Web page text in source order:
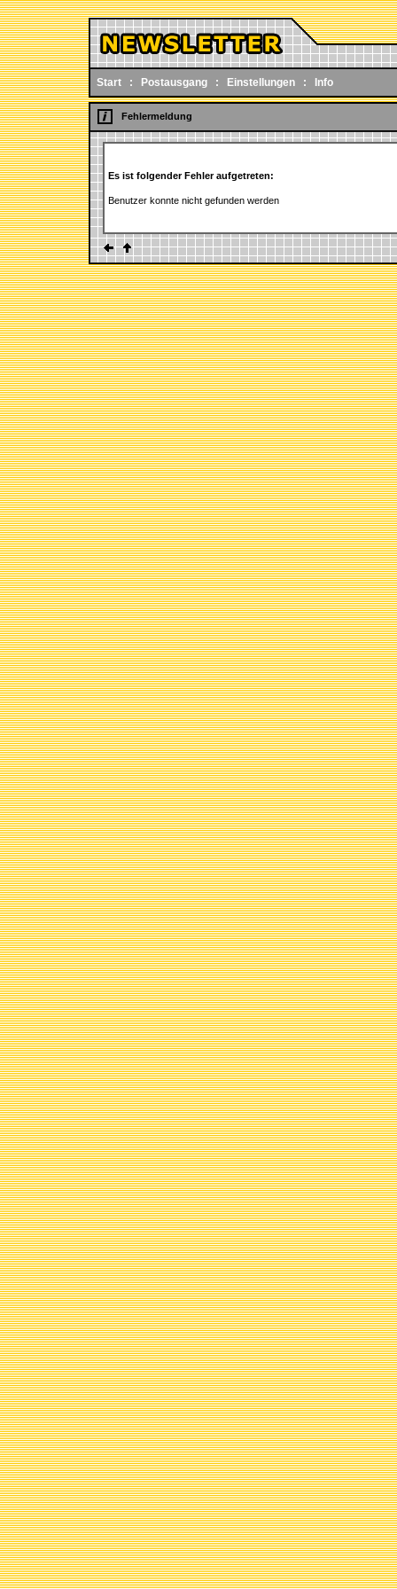
Start : Postausgang : Einstellungen : Info
Fehlermeldung
Es ist folgender Fehler aufgetreten:
Benutzer konnte nicht gefunden werden